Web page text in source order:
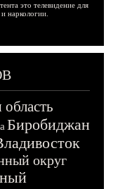
это телевидение для
наркологии.
Биробиджан
округ